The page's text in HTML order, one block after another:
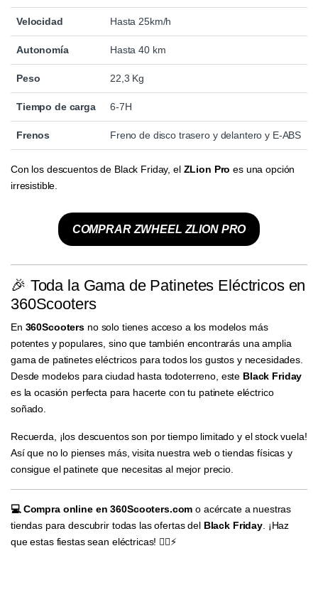
Velocidad Hasta 25km/h
Autonomía Hasta 40 km
Peso 22,3 Kg
Tiempo de carga 6-7H
Frenos Freno de disco trasero y delantero y E-ABS
Con los descuentos de Black Friday, el ZLion Pro es una opción
irresistible.
COMPRAR ZWHEEL ZLION PRO
🎉 Toda la Gama de Patinetes Eléctricos en
360Scooters
En 360Scooters no solo tienes acceso a los modelos más
potentes y populares, sino que también encontrarás una amplia
gama de patinetes eléctricos para todos los gustos y necesidades.
Desde modelos para ciudad hasta todoterreno, este Black Friday
es la ocasión perfecta para hacerte con tu patinete eléctrico
soñado.
Recuerda, ¡los descuentos son por tiempo limitado y el stock vuela!
Así que no lo pienses más, visita nuestra web o tiendas físicas y
consigue el patinete que necesitas al mejor precio.
💻 Compra online en 360Scooters.com o acércate a nuestras
tiendas para descubrir todas las ofertas del Black Friday. ¡Haz
que estas fiestas sean eléctricas! 🚴‍♂️⚡